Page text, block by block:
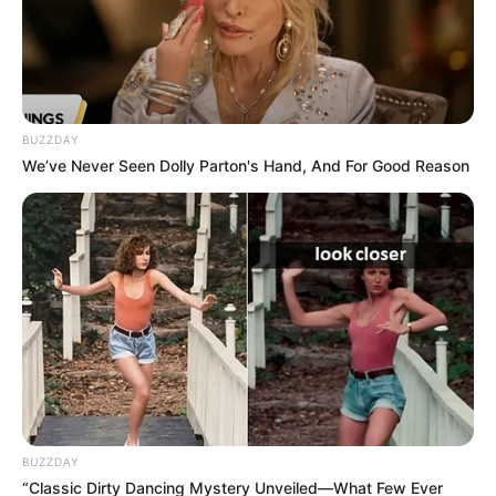
Cortesía Gobernación de Bolívar
La programación del primer día culminará a las 7:00 p.m.
en la Plaza de la Aduana con el espectáculo “La herencia
africana en la música de Cartagena y Bolívar”.
Por:Ruby Villarreal Julio
Noviembre 4, 2025
BUZZDAY
We’ve Never Seen Dolly Parton's Hand, And For Good Reason
BUZZDAY
“Classic Dirty Dancing Mystery Unveiled—What Few Ever